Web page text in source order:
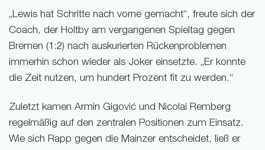
„Lewis hat Schritte nach vorne gemacht“, freute sich der
Coach, der Holtby am vergangenen Spieltag gegen
Bremen (1:2) nach auskurierten Rückenproblemen
immerhin schon wieder als Joker einsetzte. „Er konnte
die Zeit nutzen, um hundert Prozent fit zu werden.“
Zuletzt kamen Armin Gigović und Nicolai Remberg
regelmäßig auf den zentralen Positionen zum Einsatz.
Wie sich Rapp gegen die Mainzer entscheidet, ließ er